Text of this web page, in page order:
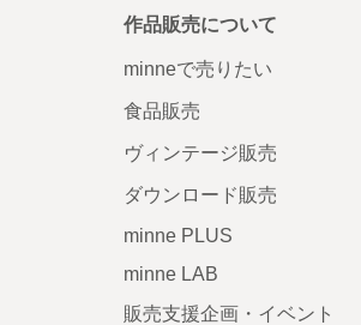
作品販売について
minneで売りたい
食品販売
ヴィンテージ販売
ダウンロード販売
minne PLUS
minne LAB
販売支援企画・イベント